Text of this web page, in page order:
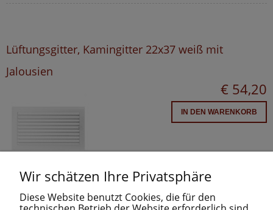
Lüftungsgitter, Kamingitter 22x37 weiß mit
Jalousien
€ 54,20
IN DEN WARENKORB
Wir schätzen Ihre Privatsphäre
Diese Website benutzt Cookies, die für den